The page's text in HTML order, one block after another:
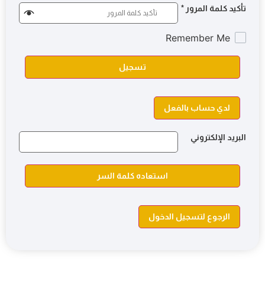
تأكيد كلمة المرور *
Remember Me
تسجيل
لدي حساب بالفعل
البريد الإلكتروني
استعاده كلمة السر
الرجوع لتسجيل الدخول